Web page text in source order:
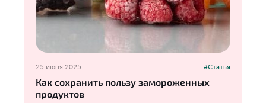
25 июня 2025 #Статья
Как сохранить пользу замороженных
продуктов